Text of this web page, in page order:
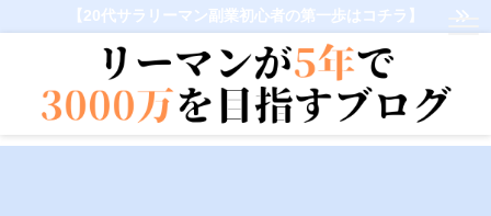
【20代サラリーマン副業初心者の第一歩はコチラ】